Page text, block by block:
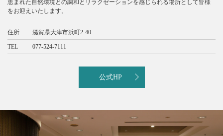
恵まれた自然環境との調和とリラクゼーションを感じられる場所として皆様
をお迎えいたします。
住所 滋賀県大津市浜町2-40
TEL 077-524-7111
公式HP